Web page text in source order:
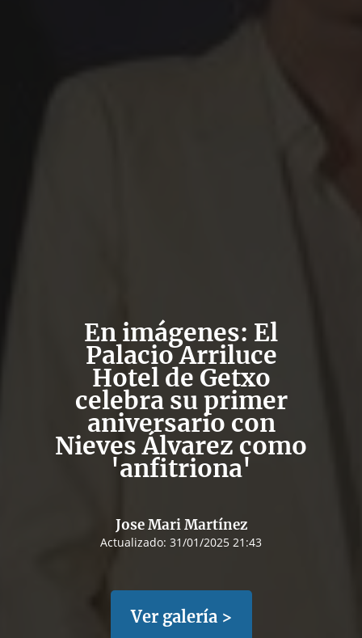
En imágenes: El
Palacio Arriluce
Hotel de Getxo
celebra su primer
aniversario con
Nieves Álvarez como
'anfitriona'
Jose Mari Martínez
Actualizado: 31/01/2025 21:43
Ver galería >